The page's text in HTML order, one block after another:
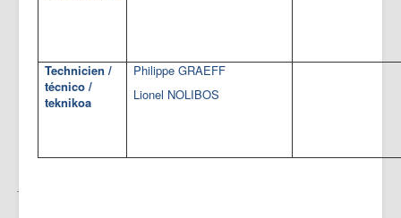
Technicien /
técnico /
teknikoa
Philippe GRAEFF
Lionel NOLIBOS
·